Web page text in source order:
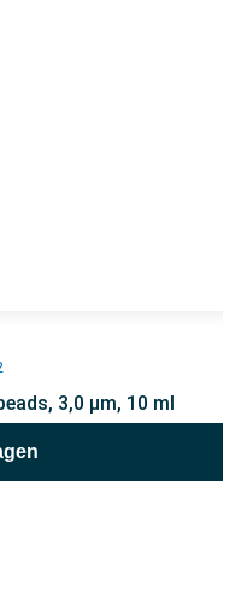
3,0 µm, 10 ml